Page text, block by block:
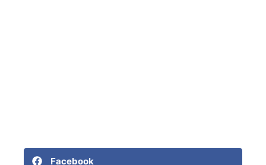
Facebook